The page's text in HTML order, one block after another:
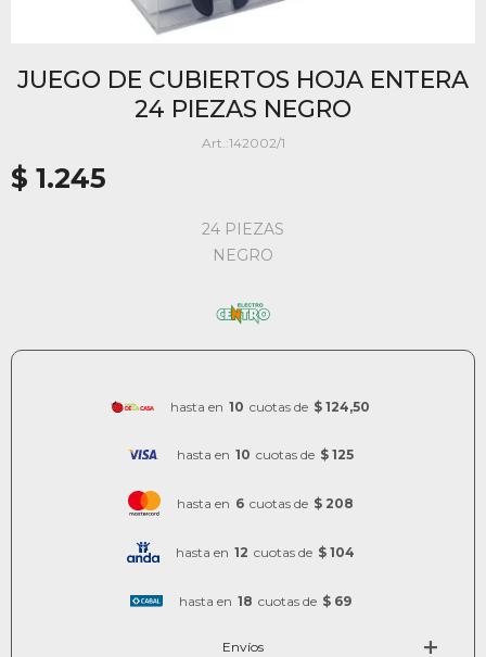
JUEGO DE CUBIERTOS HOJA ENTERA
24 PIEZAS NEGRO
142002/1
$ 1.245
24 PIEZAS
NEGRO
hasta en 10 cuotas de $ 124,50
hasta en 10 cuotas de $ 125
hasta en 6 cuotas de $ 208
hasta en 12 cuotas de $ 104
hasta en 18 cuotas de $ 69
Envíos